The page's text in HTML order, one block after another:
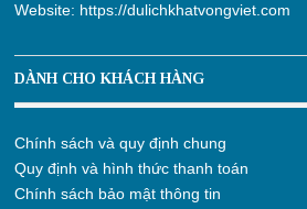
Website: https://dulichkhatvongviet.com
DÀNH CHO KHÁCH HÀNG
Chính sách và quy định chung
Quy định và hình thức thanh toán
Chính sách bảo mật thông tin